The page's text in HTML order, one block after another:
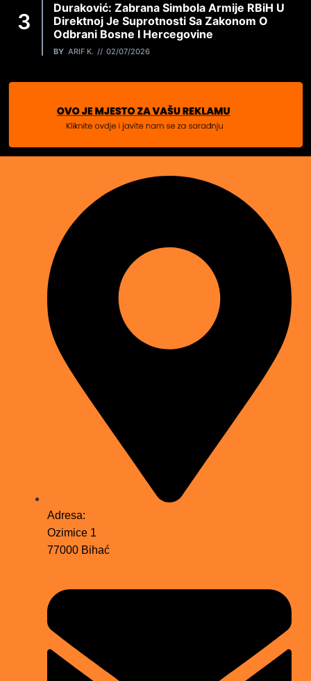
Duraković: Zabrana Simbola Armije RBiH U
Direktnoj Je Suprotnosti Sa Zakonom O
Odbrani Bosne I Hercegovine
BY ARIF K. 02/07/2026
Adresa:
Ozimice 1
77000 Bihać